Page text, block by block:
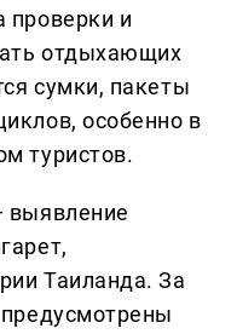
проверки и
отдыхающих
сумки, пакеты
особенно в
туристов.
выявление
Таиланда. За